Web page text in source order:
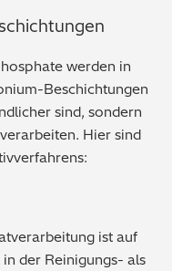
werden in
Beschichtungen
sind, sondern
Hier sind
ist auf
der Reinigungs- als